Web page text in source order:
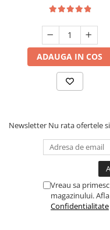
ADAUGA IN COS
Newsletter Nu rata ofertele
Vreau sa
magazinului.
Confidentialitate